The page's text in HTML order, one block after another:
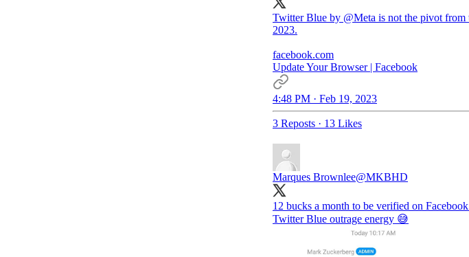
Twitter Blue by @Meta is not the pivot from
2023.
facebook.com
Update Your Browser | Facebook
4:48 PM · Feb 19, 2023
3 Reposts · 13 Likes
Marques Brownlee@MKBHD
12 bucks a month to be verified on
Twitter Blue outrage energy 😅